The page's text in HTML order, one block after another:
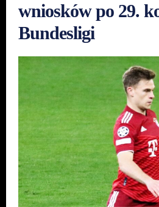
wniosków po 29.
Bundesligi